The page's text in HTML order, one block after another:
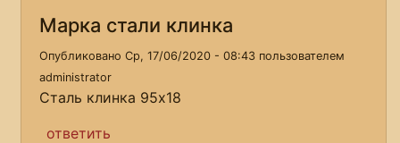
Марка стали клинка
Опубликовано Ср, 17/06/2020 - 08:43 пользователем
administrator
Сталь клинка 95х18
ответить